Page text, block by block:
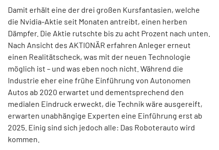
Damit erhält eine der drei großen Kursfantasien, welche
die Nvidia-Aktie seit Monaten antreibt, einen herben
Dämpfer. Die Aktie rutschte bis zu acht Prozent nach unten.
Nach Ansicht des AKTIONÄR erfahren Anleger erneut
einen Realitätscheck, was mit der neuen Technologie
möglich ist – und was eben noch nicht. Während die
Industrie eher eine frühe Einführung von Autonomen
Autos ab 2020 erwartet und dementsprechend den
medialen Eindruck erweckt, die Technik wäre ausgereift,
erwarten unabhängige Experten eine Einführung erst ab
2025. Einig sind sich jedoch alle: Das Roboterauto wird
kommen.